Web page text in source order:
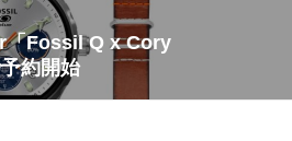
「Fossil Q x Cory
約開始